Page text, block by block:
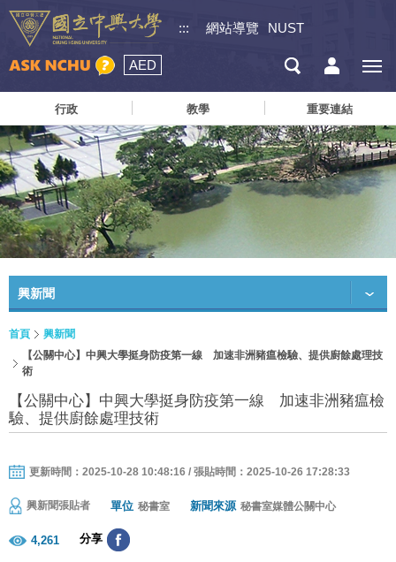
::: 網站導覽 NUST
AED
行政 教學 重要連結
興新聞
首頁
興新聞
【公關中心】中興大學挺身防疫第一線 加速非洲豬瘟檢驗、提供廚餘處理技
術
【公關中心】中興大學挺身防疫第一線 加速非洲豬瘟檢
驗、提供廚餘處理技術
更新時間：2025-10-28 10:48:16 / 張貼時間：2025-10-26 17:28:33
興新聞張貼者 單位 秘書室 新聞來源 秘書室媒體公關中心
4,261 分享